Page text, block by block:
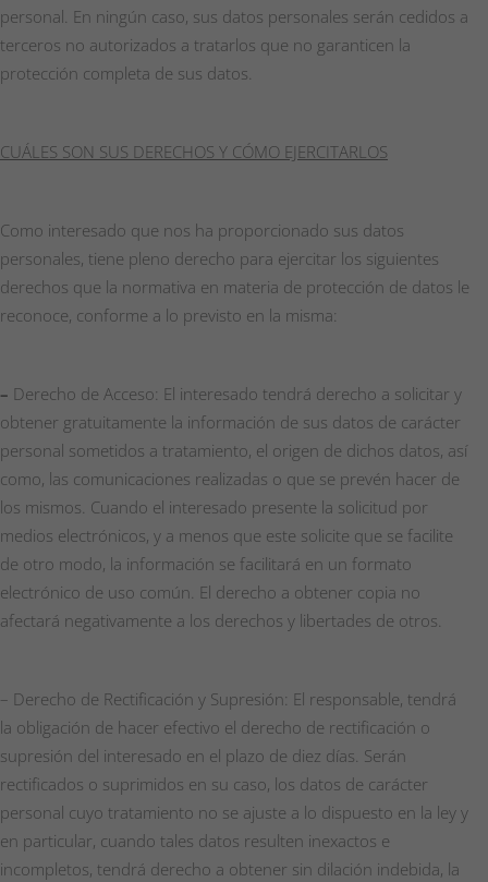
personal. En ningún caso, sus datos personales serán cedidos a
terceros no autorizados a tratarlos que no garanticen la
protección completa de sus datos.
CUÁLES SON SUS DERECHOS Y CÓMO EJERCITARLOS
Como interesado que nos ha proporcionado sus datos
personales, tiene pleno derecho para ejercitar los siguientes
derechos que la normativa en materia de protección de datos le
reconoce, conforme a lo previsto en la misma:
– Derecho de Acceso: El interesado tendrá derecho a solicitar y
obtener gratuitamente la información de sus datos de carácter
personal sometidos a tratamiento, el origen de dichos datos, así
como, las comunicaciones realizadas o que se prevén hacer de
los mismos. Cuando el interesado presente la solicitud por
medios electrónicos, y a menos que este solicite que se facilite
de otro modo, la información se facilitará en un formato
electrónico de uso común. El derecho a obtener copia no
afectará negativamente a los derechos y libertades de otros.
– Derecho de Rectificación y Supresión: El responsable, tendrá
la obligación de hacer efectivo el derecho de rectificación o
supresión del interesado en el plazo de diez días. Serán
rectificados o suprimidos en su caso, los datos de carácter
personal cuyo tratamiento no se ajuste a lo dispuesto en la ley y
en particular, cuando tales datos resulten inexactos e
incompletos, tendrá derecho a obtener sin dilación indebida, la